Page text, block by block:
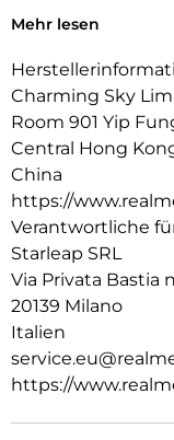
120W Ultra-
7000 mAh Titan-
2K 7000-Nit
Ultra-klar. Ultra-
Intuitive
Nur Authentizität
Eine tiefgehende
die algorithmische
Geringe
Geringes
Geringe KI-
Signal-Catcher-Chip:
Verbesserte
Mehr lesen
Charming Sky
Room 901 Yip
Central Hong
China
https://
Verantwortliche
Starleap SRL
Via Privata Bastia
20139 Milano
Italien
https://